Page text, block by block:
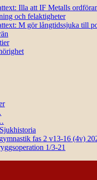
Illa att IF Metalls
och felaktigheter
M gör långtidssjuka till
fas 2 v13-16 (4v)
1/3-21